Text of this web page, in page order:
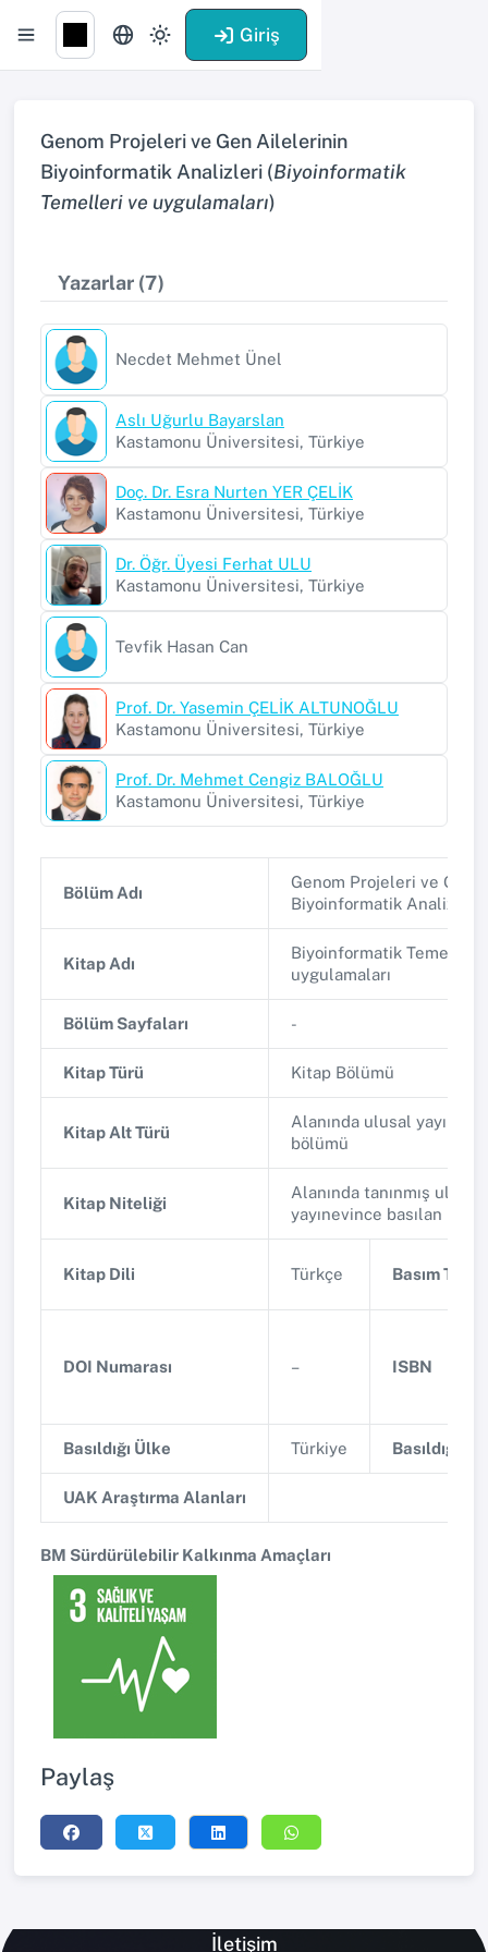
Giriş
Genom Projeleri ve Gen Ailelerinin
Biyoinformatik Analizleri (Biyoinformatik
Temelleri ve uygulamaları)
Yazarlar (7)
Necdet Mehmet Ünel
Aslı Uğurlu Bayarslan
Kastamonu Üniversitesi, Türkiye
Doç. Dr. Esra Nurten YER ÇELİK
Kastamonu Üniversitesi, Türkiye
Dr. Öğr. Üyesi Ferhat ULU
Kastamonu Üniversitesi, Türkiye
Tevfik Hasan Can
Prof. Dr. Yasemin ÇELİK ALTUNOĞLU
Kastamonu Üniversitesi, Türkiye
Prof. Dr. Mehmet Cengiz BALOĞLU
Kastamonu Üniversitesi, Türkiye
Bölüm Adı
Genom Projeleri ve Gen
Biyoinformatik Analizleri
Kitap Adı
Biyoinformatik Temelleri
uygulamaları
Bölüm Sayfaları -
Kitap Türü Kitap Bölümü
Kitap Alt Türü
Alanında ulusal
bölümü
Kitap Niteliği
Alanında tanınmış
yayınevince basılan
Kitap Dili Türkçe Basım Tarihi
DOI Numarası – ISBN
Basıldığı Ülke Türkiye Basıldığı
UAK Araştırma Alanları
BM Sürdürülebilir Kalkınma Amaçları
Paylaş
İletişim